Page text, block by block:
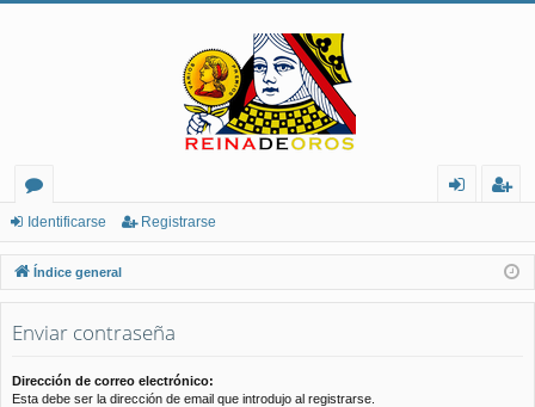
or
os
nt
ifi
ist
ra
Identificarse Registrarse
Índice general
Enviar contraseña
Dirección de correo electrónico:
Esta debe ser la dirección de email que introdujo al registrarse.